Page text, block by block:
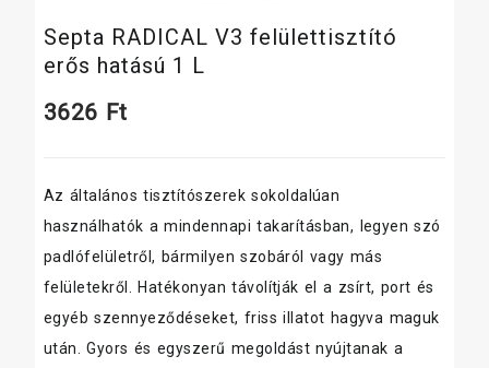
Septa RADICAL V3 felülettisztító
erős hatású 1 L
3626 Ft
Az általános tisztítószerek sokoldalúan
használhatók a mindennapi takarításban, legyen szó
padlófelületről, bármilyen szobáról vagy más
felületekről. Hatékonyan távolítják el a zsírt, port és
egyéb szennyeződéseket, friss illatot hagyva maguk
után. Gyors és egyszerű megoldást nyújtanak a